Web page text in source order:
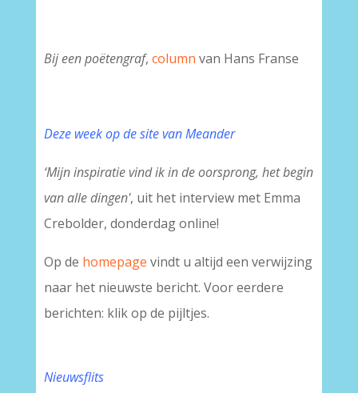
Bij een poëtengraf, column van Hans Franse
Deze week op de site van Meander
‘Mijn inspiratie vind ik in de oorsprong, het begin
van alle dingen', uit het interview met Emma
Crebolder, donderdag online!
Op de homepage vindt u altijd een verwijzing
naar het nieuwste bericht. Voor eerdere
berichten: klik op de pijltjes.
Nieuwsflits